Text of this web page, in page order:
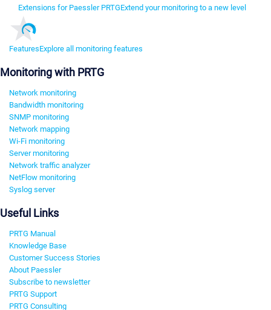
Extensions for Paessler PRTGExtend your monitoring to a new level
FeaturesExplore all monitoring features
Monitoring with PRTG
Network monitoring
Bandwidth monitoring
SNMP monitoring
Network mapping
Wi-Fi monitoring
Server monitoring
Network traffic analyzer
NetFlow monitoring
Syslog server
Useful Links
PRTG Manual
Knowledge Base
Customer Success Stories
About Paessler
Subscribe to newsletter
PRTG Support
PRTG Consulting